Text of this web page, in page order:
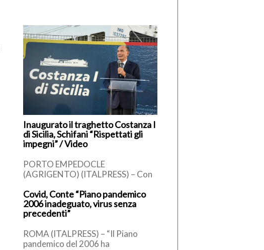
Inaugurato il traghetto Costanza I
di Sicilia, Schifani “Rispettati gli
impegni” / Video
PORTO EMPEDOCLE
(AGRIGENTO) (ITALPRESS) – Con
parte del presidente Renato
Schifani, è ufficialmente operativo
[…]
Covid, Conte “Piano pandemico
2006 inadeguato, virus senza
precedenti”
ROMA (ITALPRESS) – “Il Piano
pandemico del 2006 ha